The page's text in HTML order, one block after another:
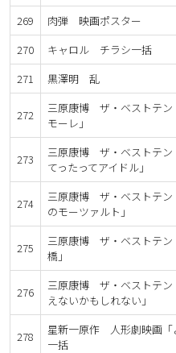
269
肉弾 映画ポスター
270
キャロル チラシ一括
271
黒澤明 乱
272
三原康博 ザ・ベストテ
モーレ」
273
三原康博 ザ・ベストテ
てったってアイドル」
274
三原康博 ザ・ベストテ
のモーツァルト」
275
三原康博 ザ・ベストテ
橋」
276
三原康博 ザ・ベストテ
えないかもしれない」
278
星新一原作 人形劇映画「
一括